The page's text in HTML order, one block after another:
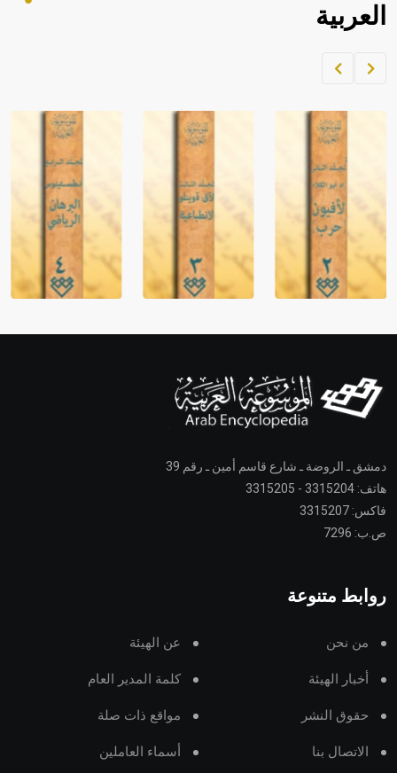
العربية
دمشق ـ الروضة ـ شارع قاسم أمين ـ رقم 39
هاتف: 3315204 - 3315205
فاكس: 3315207
ص.ب: 7296
روابط متنوعة
من نحن عن الهيئة
أخبار الهيئة كلمة المدير العام
حقوق النشر مواقع ذات صلة
الاتصال بنا أسماء العاملين